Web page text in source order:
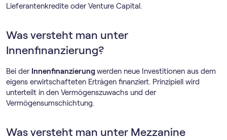
Lieferantenkredite oder Venture Capital.
Was versteht man unter
Innenfinanzierung?
Bei der Innenfinanzierungwerden neue Investitionen aus dem
eigens erwirtschafteten Erträgen finanziert. Prinzipiell wird
unterteilt in den Vermögenszuwachs und der
Vermögensumschichtung.
Was versteht man unter Mezzanine